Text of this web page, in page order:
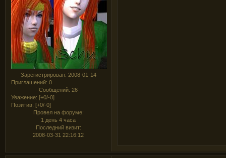
Зарегистрирован: 2008-01-14
Приглашений: 0
Сообщений: 26
Уважение: [+0/-0]
Позитив: [+0/-0]
Провел на форуме:
1 день 4 часа
Последний визит:
2008-03-31 22:16:12